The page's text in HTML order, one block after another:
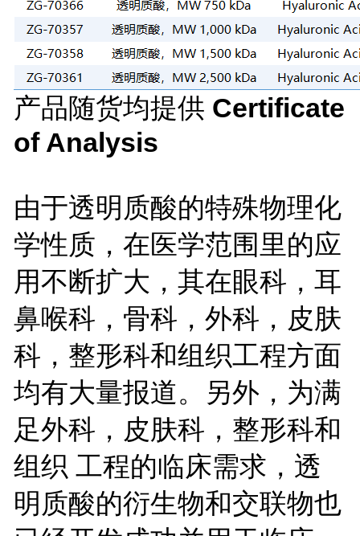
产品随货均提供 Certificate
of Analysis
由于透明质酸的特殊物理化
学性质，在医学范围里的应
用不断扩大，其在眼科，耳
鼻喉科，骨科，外科，皮肤
科，整形科和组织工程方面
均有大量报道。另外，为满
足外科，皮肤科，整形科和
组织 工程的临床需求，透
明质酸的衍生物和交联物也